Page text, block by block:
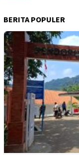
BERITA POPULER